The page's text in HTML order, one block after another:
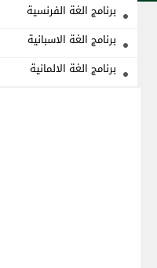
برنامج الغة الفرنسية
برنامج الغة الاسبانية
برنامج الغة الالمانية